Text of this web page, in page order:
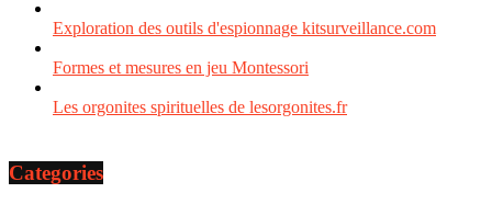
Exploration des outils d'espionnage kitsurveillance.com
Formes et mesures en jeu Montessori
Les orgonites spirituelles de lesorgonites.fr
Categories